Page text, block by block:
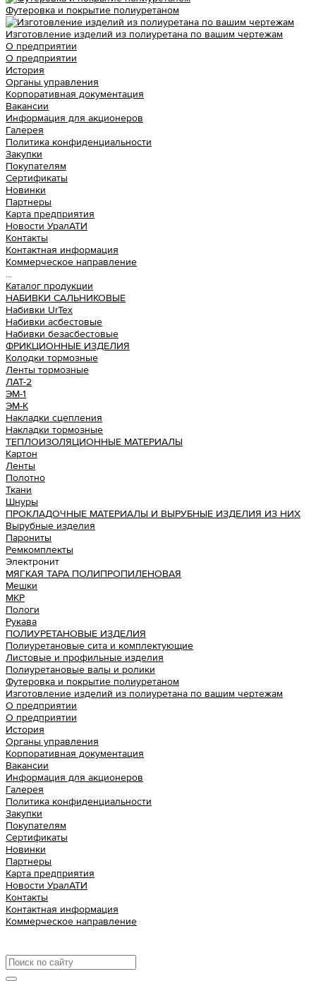
Футеровка и покрытие полиуретаном
Изготовление изделий из полиуретана по вашим чертежам
О предприятии
О предприятии
История
Органы управления
Корпоративная документация
Вакансии
Информация для акционеров
Галерея
Политика конфиденциальности
Закупки
Покупателям
Сертификаты
Новинки
Партнеры
Карта предприятия
Новости УралАТИ
Контакты
Контактная информация
Коммерческое направление
...
Каталог продукции
НАБИВКИ САЛЬНИКОВЫЕ
Набивки UrTex
Набивки асбестовые
Набивки безасбестовые
ФРИКЦИОННЫЕ ИЗДЕЛИЯ
Колодки тормозные
Ленты тормозные
ЛАТ-2
ЭМ-1
ЭМ-К
Накладки сцепления
Накладки тормозные
ТЕПЛОИЗОЛЯЦИОННЫЕ МАТЕРИАЛЫ
Картон
Ленты
Полотно
Ткани
Шнуры
ПРОКЛАДОЧНЫЕ МАТЕРИАЛЫ И ВЫРУБНЫЕ ИЗДЕЛИЯ ИЗ НИХ
Вырубные изделия
Парониты
Ремкомплекты
Электронит
МЯГКАЯ ТАРА ПОЛИПРОПИЛЕНОВАЯ
Мешки
МКР
Пологи
Рукава
ПОЛИУРЕТАНОВЫЕ ИЗДЕЛИЯ
Полиуретановые сита и комплектующие
Листовые и профильные изделия
Полиуретановые валы и ролики
Футеровка и покрытие полиуретаном
Изготовление изделий из полиуретана по вашим чертежам
О предприятии
О предприятии
История
Органы управления
Корпоративная документация
Вакансии
Информация для акционеров
Галерея
Политика конфиденциальности
Закупки
Покупателям
Сертификаты
Новинки
Партнеры
Карта предприятия
Новости УралАТИ
Контакты
Контактная информация
Коммерческое направление